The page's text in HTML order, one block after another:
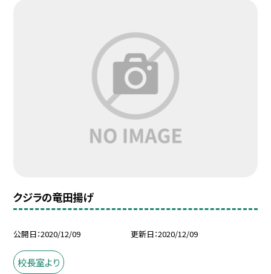
クジラの竜田揚げ
公開日 2020/12/09 更新日 2020/12/09
校長室より